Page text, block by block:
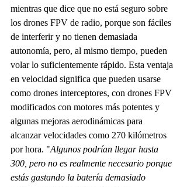
mientras que dice que no está seguro sobre
los drones FPV de radio, porque son fáciles
de interferir y no tienen demasiada
autonomía, pero, al mismo tiempo, pueden
volar lo suficientemente rápido. Esta ventaja
en velocidad significa que pueden usarse
como drones interceptores, con drones FPV
modificados con motores más potentes y
algunas mejoras aerodinámicas para
alcanzar velocidades como 270 kilómetros
por hora. "Algunos podrían llegar hasta
300, pero no es realmente necesario porque
estás gastando la batería demasiado